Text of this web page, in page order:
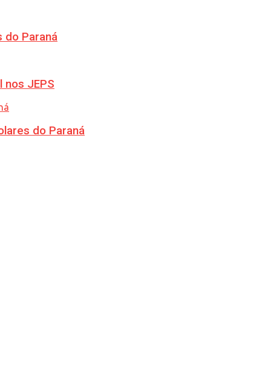
do Paraná
JEPS
do Paraná